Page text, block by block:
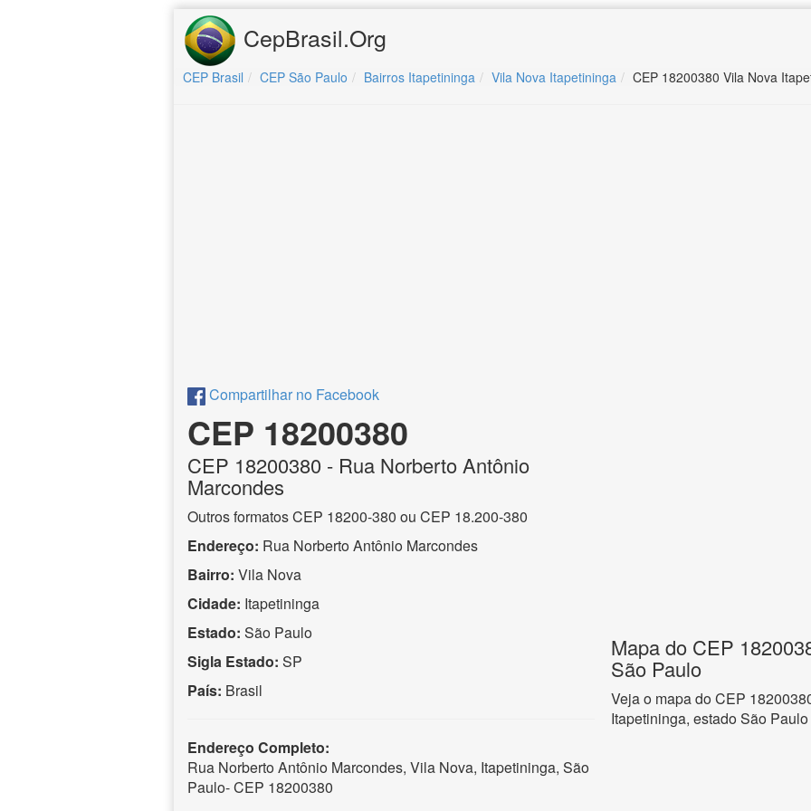
CepBrasil.Org
CEP Brasil CEP São Paulo Bairros Itapetininga Vila Nova Itapetininga CEP 18200380 Vila Nova
Compartilhar no Facebook
CEP 18200380
CEP 18200380 - Rua Norberto Antônio
Marcondes
Outros formatos CEP 18200-380 ou CEP 18.200-380
Endereço: Rua Norberto Antônio Marcondes
Bairro: Vila Nova
Cidade: Itapetininga
Estado: São Paulo
Sigla Estado: SP
País: Brasil
Endereço Completo:
Rua Norberto Antônio Marcondes, Vila Nova, Itapetininga, São
Paulo- CEP 18200380
Mapa do CEP
São Paulo
Veja o mapa do CEP
Itapetininga, estado São